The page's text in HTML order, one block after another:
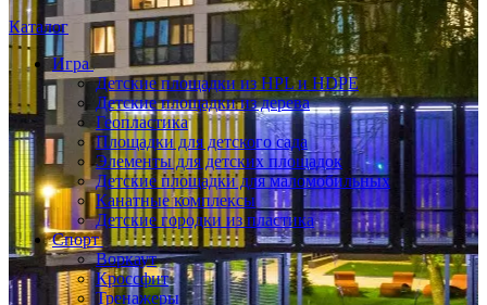
Каталог
Игра
Детские площадки из HPL и HDPE
Детские площадки из дерева
Геопластика
Площадки для детского сада
Элементы для детских площадок
Детские площадки для маломобильных
Канатные комплексы
Детские городки из пластика
Спорт
Воркаут
Кроссфит
Тренажеры